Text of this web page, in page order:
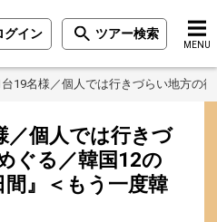
グイン ツアー検索
MENU
台19名様／個人では行きづらい地方の
／個人では行きづ
ぐる／韓国12の
』＜もう一度韓